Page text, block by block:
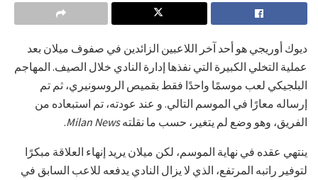
ديوك أوريجي هو أحد آخر اللاعبين الزائدين في صفوف ميلان بعد
عملية التخلي الكبيرة التي نفذها إدارة النادي خلال الصيف. المهاجم
البلجيكي لعب موسمًا واحدًا فقط بقميص الروسونيري، ثم تم
إرساله معارًا في الموسم التالي. و عند عودته، تم استبعاده من
الفريق، وهو وضع لم يتغير، حسب ما نقلتهMilan News
.
ينتهي عقده في نهاية الموسم، لكن ميلان يريد إنهاء العلاقة مبكرًا
لتوفير راتبه المرتفع، الذي لا يزال النادي يدفعه للاعب السابق في